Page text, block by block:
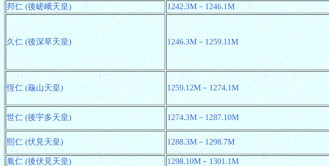
邦仁 (後嵯峨天皇)
1242.3M－1246.1M
久仁 (後深草天皇) 1246.3M－1259.11M
恆仁 (龜山天皇) 1259.12M－1274.1M
世仁 (後宇多天皇) 1274.3M－1287.10M
熙仁 (伏見天皇) 1288.3M－1298.7M
胤仁 (後伏見天皇)
1298.10M－1301.1M